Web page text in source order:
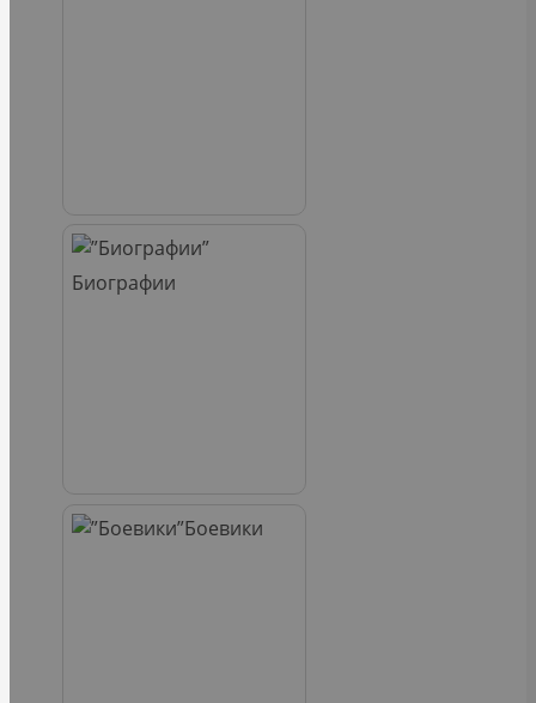
Биографии
Боевики